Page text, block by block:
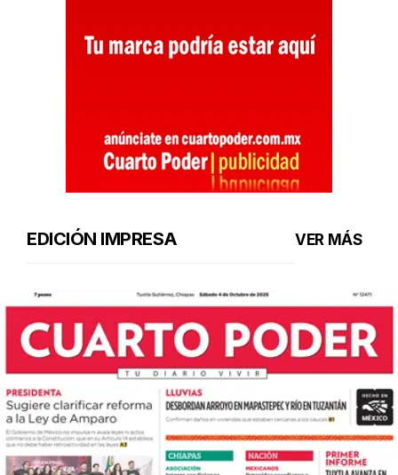
EDICIÓN IMPRESA VER MÁS